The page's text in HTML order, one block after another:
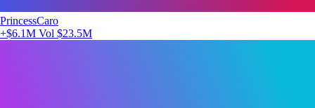
PrincessCaro
+$6.1M Vol $23.5M